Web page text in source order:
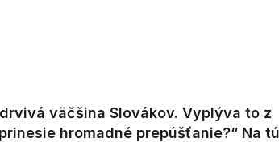
väčšina Slovákov. Vyplýva to z
hromadné prepúšťanie?“ Na